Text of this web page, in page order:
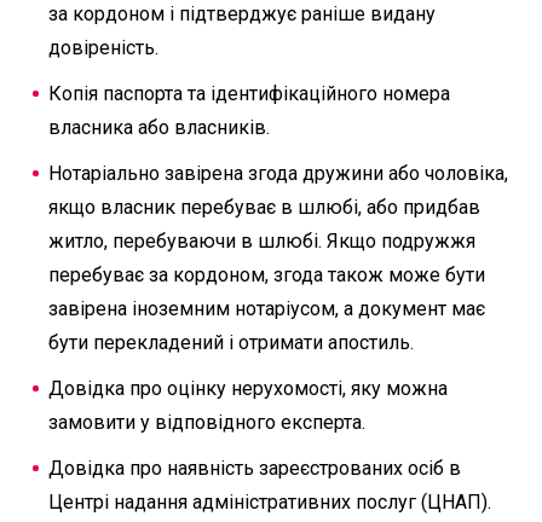
за кордоном і підтверджує раніше видану
довіреність.
Копія паспорта та ідентифікаційного номера
власника або власників.
Нотаріально завірена згода дружини або чоловіка,
якщо власник перебуває в шлюбі, або придбав
житло, перебуваючи в шлюбі. Якщо подружжя
перебуває за кордоном, згода також може бути
завірена іноземним нотаріусом, а документ має
бути перекладений і отримати апостиль.
Довідка про оцінку нерухомості, яку можна
замовити у відповідного експерта.
Довідка про наявність зареєстрованих осіб в
Центрі надання адміністративних послуг (ЦНАП).